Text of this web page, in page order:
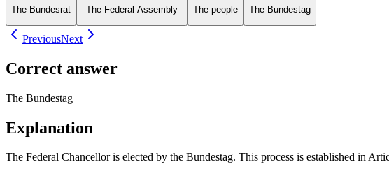
The Bundesrat The Federal Assembly The people The Bundestag
PreviousNext
Correct answer
The Bundestag
Explanation
The Federal Chancellor is elected by the Bundestag. This process is established in